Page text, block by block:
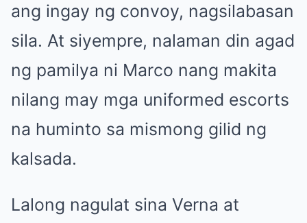
ang ingay ng convoy, nagsilabasan
sila. At siyempre, nalaman din agad
ng pamilya ni Marco nang makita
nilang may mga uniformed escorts
na huminto sa mismong gilid ng
kalsada.
Lalong nagulat sina Verna at